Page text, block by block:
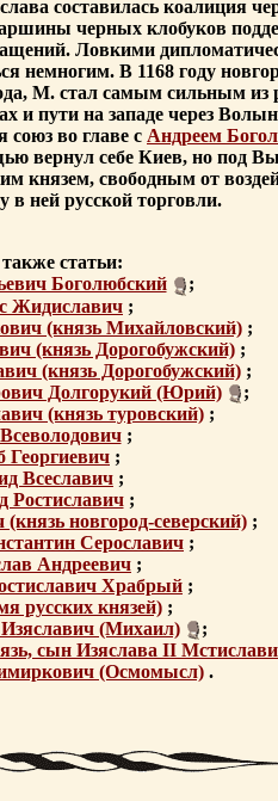
составилась коалиция
черных клобуков
Ловкими
В 1168 году
стал самым сильным из
и пути на западе через
во главе с Андреем
вернул себе Киев, но под
свободным от
в ней русской торговли.
статьи:
Боголюбский
;
Жидиславич ;
(князь Михайловский);
(князь Дорогобужский);
(князь Дорогобужский) ;
Долгорукий (Юрий)
;
(князь туровский) ;
;
Георгиевич ;
Всеславич ;
Ростиславич;
новгород-северский);
Серославич ;
Андреевич ;
Храбрый ;
русских князей);
(Михаил)
;
сын Изяслава II
(Осмомысл) .